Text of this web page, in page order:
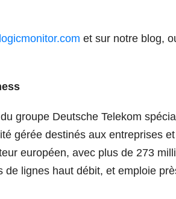
et sur notre blog,
groupe Deutsche Telekom
gérée destinés aux entreprises
européen, avec plus de 273
lignes haut débit, et emploie